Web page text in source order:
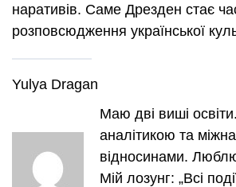
наративів. Саме Дрезден стає
розповсюдження української
Yulya Dragan
Маю дві виші
аналітикою та
відносинами.
Мій лозунг: „Всі